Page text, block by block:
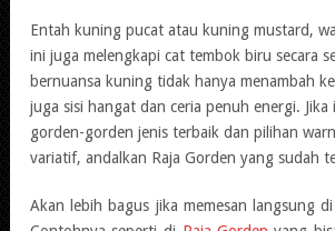
Entah kuning pucat atau kuning mustard,
ini juga melengkapi cat tembok biru secara
bernuansa kuning tidak hanya menambah
juga sisi hangat dan ceria penuh energi. Jika
gorden-gorden jenis terbaik dan pilihan
variatif, andalkan Raja Gorden yang sudah
Akan lebih bagus jika memesan langsung